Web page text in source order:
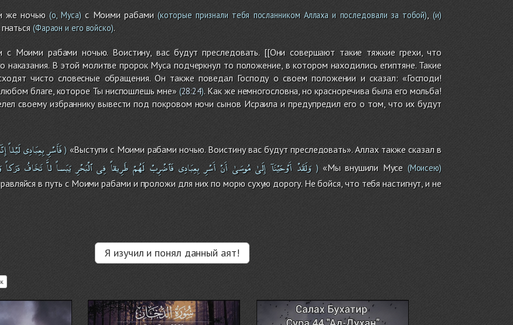
же ночью(о, Муса) с Моими рабами(которые признали тебя посланником Аллаха и последовали за тобой) (и)
(Фараон и его войско).
с Моими рабами ночью. Воистину, вас будут преследовать. [[Они совершают такие тяжкие грехи, что
наказания. В этой молитве пророк Муса подчеркнул то положение, в котором находились египтяне. Такие
чисто словесные обращения. Он также поведал Господу о своем положении и сказал: «Господи!
благе, которое Ты ниспошлешь мне»(28:24). Как же немногословна, но красноречива была его мольба!
своему избраннику вывести под покровом ночи сынов Исраила и предупредил его о том, что их будут
فَأَسْرِبِعِبَادِىلَيْلاً ) «Выступи с Моими рабами ночью. Воистину вас будут преследовать». Аллах также сказал в
وَلَقَدْ أَوْحَيْنَآ إِلَىٰ مُوسَىٰ أَنْ أَسْرِ بِعِبَادِى فَٱضْرِبْ لَهُمْ طَرِيقاً فِى ٱلْبَحْرِ يَبَساً لاَّ تَخَافُ دَرَكاً )«Мы внушили Мусе (Моисею)
в путь с Моими рабами и проложи для них по морю сухую дорогу. Не бойся, что тебя настигнут, и не
Я изучил и понял данный аят!